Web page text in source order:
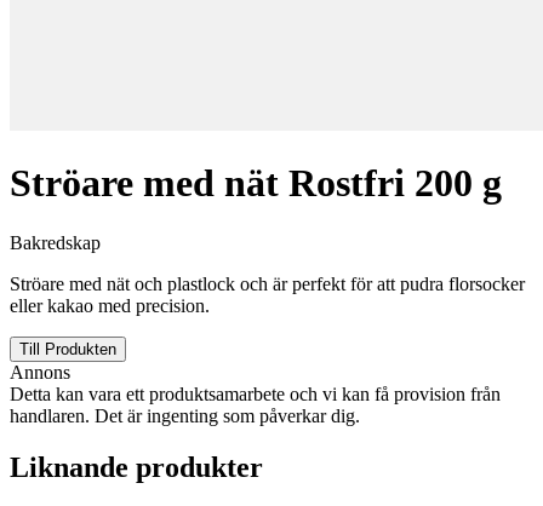
Ströare med nät Rostfri 200 g
Bakredskap
Ströare med nät och plastlock och är perfekt för att pudra florsocker
eller kakao med precision.
Till Produkten
Annons
Detta kan vara ett produktsamarbete och vi kan få provision från
handlaren. Det är ingenting som påverkar dig.
Liknande produkter